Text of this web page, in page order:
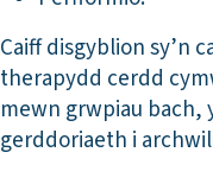
Caiff disgyblion sy’n
therapydd cerdd
mewn grwpiau bach,
gerddoriaeth i